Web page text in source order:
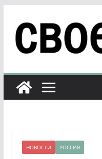
содержимому
НОВОСТИ РОССИЯ